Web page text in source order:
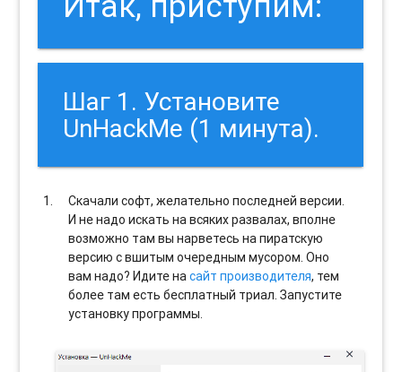
Шаг 1. Установите
UnHackMe (1 минута).
Скачали софт, желательно последней версии.
И не надо искать на всяких развалах, вполне
возможно там вы нарветесь на пиратскую
версию с вшитым очередным мусором. Оно
вам надо? Идите насайт производителя, тем
более там есть бесплатный триал. Запустите
установку программы.